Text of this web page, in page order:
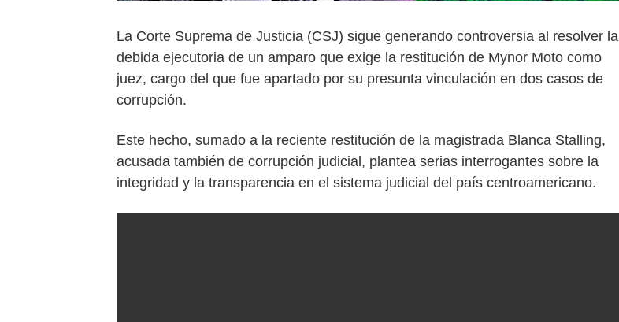
La Corte Suprema de Justicia (CSJ) sigue generando controversia al resolver la
debida ejecutoria de un amparo que exige la restitución de Mynor Moto como
juez, cargo del que fue apartado por su presunta vinculación en dos casos de
corrupción.
Este hecho, sumado a la reciente restitución de la magistrada Blanca Stalling,
acusada también de corrupción judicial, plantea serias interrogantes sobre la
integridad y la transparencia en el sistema judicial del país centroamericano.